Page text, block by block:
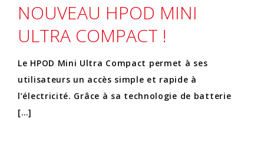
NOUVEAU HPOD MINI
ULTRA COMPACT !
Le HPOD Mini Ultra Compact permet à ses
utilisateurs un accès simple et rapide à
l’électricité. Grâce à sa technologie de batterie
[…]